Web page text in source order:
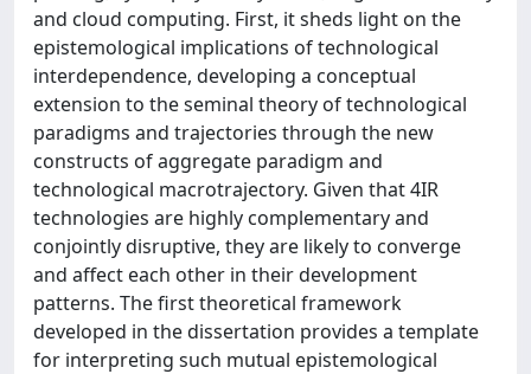
and cloud computing. First, it sheds light on the
epistemological implications of technological
interdependence, developing a conceptual
extension to the seminal theory of technological
paradigms and trajectories through the new
constructs of aggregate paradigm and
technological macrotrajectory. Given that 4IR
technologies are highly complementary and
conjointly disruptive, they are likely to converge
and affect each other in their development
patterns. The first theoretical framework
developed in the dissertation provides a template
for interpreting such mutual epistemological